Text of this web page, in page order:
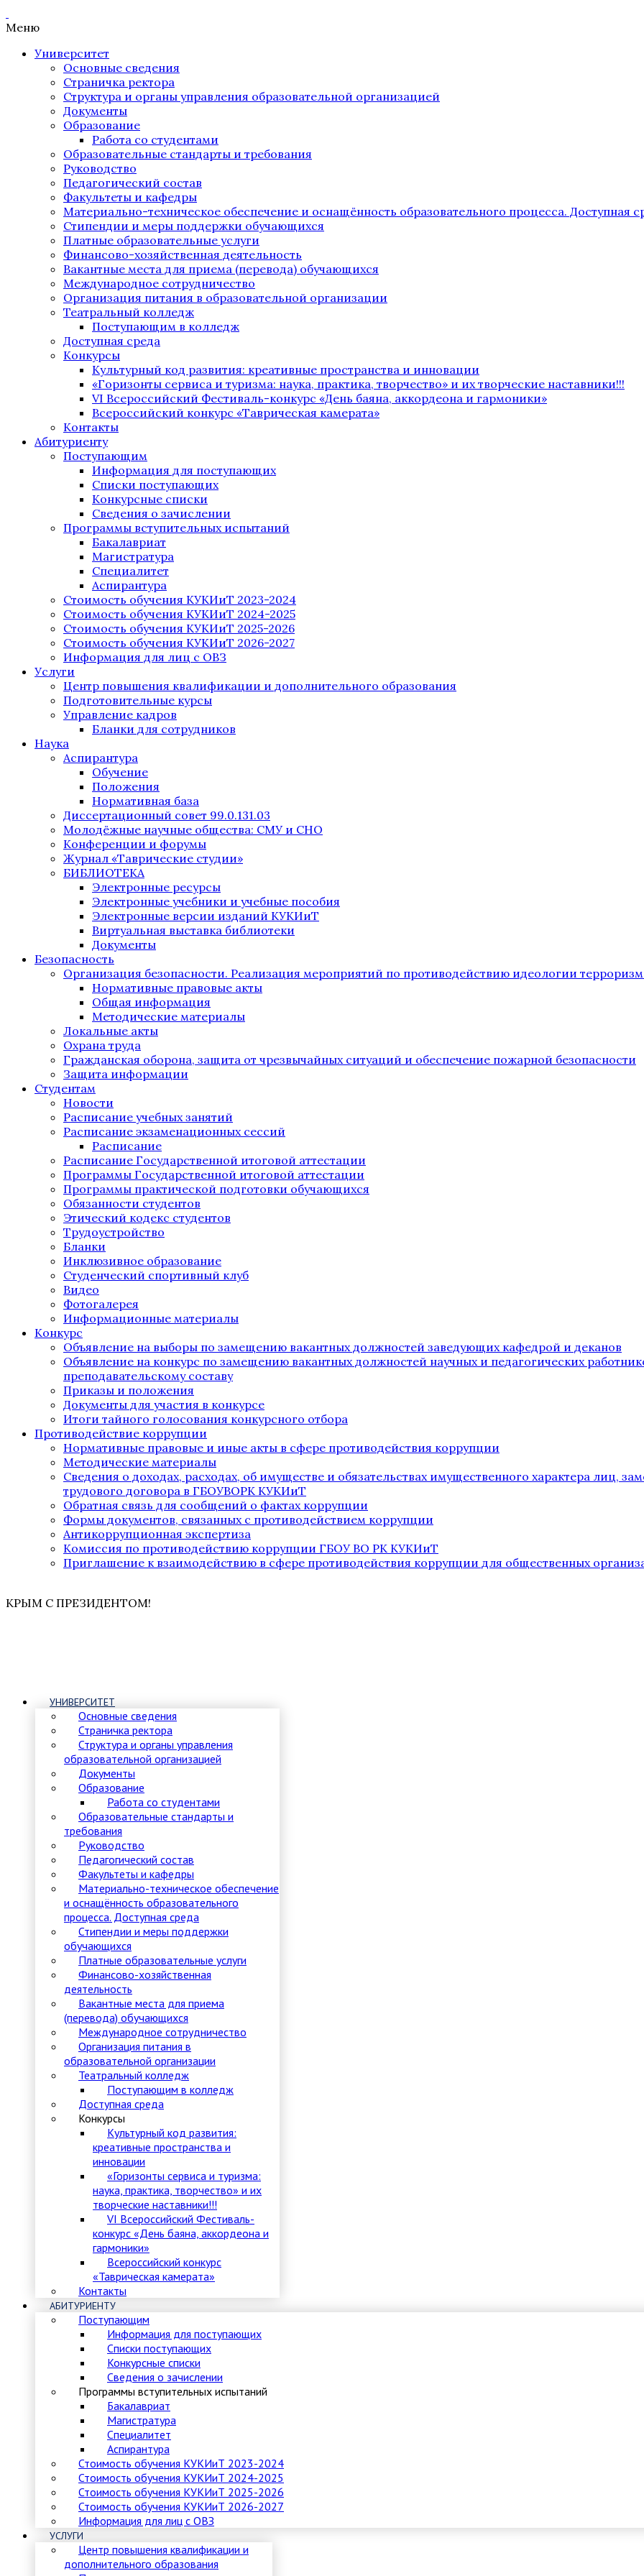
Меню
Университет
Основные сведения
Страничка ректора
Структура и органы управления образовательной организацией
Документы
Образование
Работа со студентами
Образовательные стандарты и требования
Руководство
Педагогический состав
Факультеты и кафедры
Материально-техническое обеспечение и оснащённость образовательного процесса. Доступная
Стипендии и меры поддержки обучающихся
Платные образовательные услуги
Финансово-хозяйственная деятельность
Вакантные места для приема (перевода) обучающихся
Международное сотрудничество
Организация питания в образовательной организации
Театральный колледж
Поступающим в колледж
Доступная среда
Конкурсы
Культурный код развития: креативные пространства и инновации
«Горизонты сервиса и туризма: наука, практика, творчество» и их творческие наставники!!!
VI Всероссийский Фестиваль-конкурс «День баяна, аккордеона и гармоники»
Всероссийский конкурс «Таврическая камерата»
Контакты
Абитуриенту
Поступающим
Информация для поступающих
Списки поступающих
Конкурсные списки
Сведения о зачислении
Программы вступительных испытаний
Бакалавриат
Магистратура
Специалитет
Аспирантура
Стоимость обучения КУКИиТ 2023-2024
Стоимость обучения КУКИиТ 2024-2025
Стоимость обучения КУКИиТ 2025-2026
Стоимость обучения КУКИиТ 2026-2027
Информация для лиц с ОВЗ
Услуги
Центр повышения квалификации и дополнительного образования
Подготовительные курсы
Управление кадров
Бланки для сотрудников
Наука
Аспирантура
Обучение
Положения
Нормативная база
Диссертационный совет 99.0.131.03
Молодёжные научные общества: СМУ и СНО
Конференции и форумы
Журнал «Таврические студии»
БИБЛИОТЕКА
Электронные ресурсы
Электронные учебники и учебные пособия
Электронные версии изданий КУКИиТ
Виртуальная выставка библиотеки
Документы
Безопасность
Организация безопасности. Реализация мероприятий по противодействию идеологии
Нормативные правовые акты
Общая информация
Методические материалы
Локальные акты
Охрана труда
Гражданская оборона, защита от чрезвычайных ситуаций и обеспечение пожарной безопасности
Защита информации
Студентам
Новости
Расписание учебных занятий
Расписание экзаменационных сессий
Расписание
Расписание Государственной итоговой аттестации
Программы Государственной итоговой аттестации
Программы практической подготовки обучающихся
Обязанности студентов
Этический кодекс студентов
Трудоустройство
Бланки
Инклюзивное образование
Студенческий спортивный клуб
Видео
Фотогалерея
Информационные материалы
Конкурс
Объявление на выборы по замещению вакантных должностей заведующих кафедрой и деканов
Объявление на конкурс по замещению вакантных должностей научных и педагогических
преподавательскому составу
Приказы и положения
Документы для участия в конкурсе
Итоги тайного голосования конкурсного отбора
Противодействие коррупции
Нормативные правовые и иные акты в сфере противодействия коррупции
Методические материалы
Сведения о доходах, расходах, об имуществе и обязательствах имущественного характера лиц,
трудового договора в ГБОУВОРК КУКИиТ
Обратная связь для сообщений о фактах коррупции
Формы документов, связанных с противодействием коррупции
Антикоррупционная экспертиза
Комиссия по противодействию коррупции ГБОУ ВО РК КУКИиТ
Приглашение к взаимодействию в сфере противодействия коррупции для общественных
КРЫМ С ПРЕЗИДЕНТОМ!
УНИВЕРСИТЕТ
Основные сведения
Страничка ректора
Структура и органы управления
образовательной организацией
Документы
Образование
Работа со студентами
Образовательные стандарты и
требования
Руководство
Педагогический состав
Факультеты и кафедры
Материально-техническое обеспечение
и оснащённость образовательного
процесса. Доступная среда
Стипендии и меры поддержки
обучающихся
Платные образовательные услуги
Финансово-хозяйственная
деятельность
Вакантные места для приема
(перевода) обучающихся
Международное сотрудничество
Организация питания в
образовательной организации
Театральный колледж
Поступающим в колледж
Доступная среда
Конкурсы
Культурный код развития:
креативные пространства и
инновации
«Горизонты сервиса и туризма:
наука, практика, творчество» и их
творческие наставники!!!
VI Всероссийский Фестиваль-
конкурс «День баяна, аккордеона и
гармоники»
Всероссийский конкурс
«Таврическая камерата»
Контакты
АБИТУРИЕНТУ
Поступающим
Информация для поступающих
Списки поступающих
Конкурсные списки
Сведения о зачислении
Программы вступительных испытаний
Бакалавриат
Магистратура
Специалитет
Аспирантура
Стоимость обучения КУКИиТ 2023-2024
Стоимость обучения КУКИиТ 2024-2025
Стоимость обучения КУКИиТ 2025-2026
Стоимость обучения КУКИиТ 2026-2027
Информация для лиц с ОВЗ
УСЛУГИ
Центр повышения квалификации и
дополнительного образования